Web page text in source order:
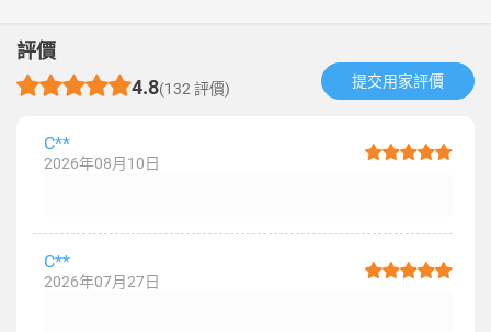
評價
4.8(132 評價) 提交用家評價​
C**
2026年08月10日
C**
2026年07月27日